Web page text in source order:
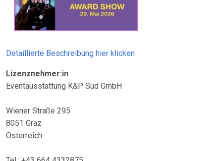
Detaillierte Beschreibung hier klicken
Lizenznehmer:in
Eventausstattung K&P Süd GmbH
Wiener Straße 295
8051 Graz
Österreich